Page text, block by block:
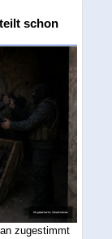
schon
zugestimmt